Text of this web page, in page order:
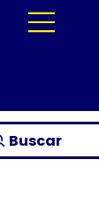
Buscar